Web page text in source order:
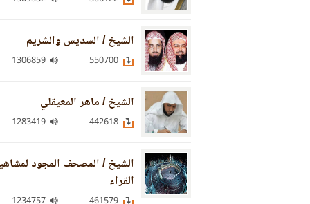
الشيخ / السديس والشريم
الشيخ / ماهر المعيقلي
الشيخ / المصحف المجود
القراء